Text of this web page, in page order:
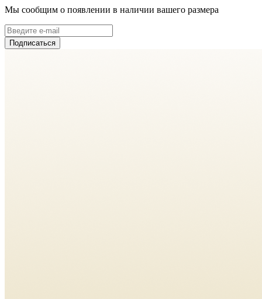
Мы сообщим о появлении в наличии вашего размера
Подписаться